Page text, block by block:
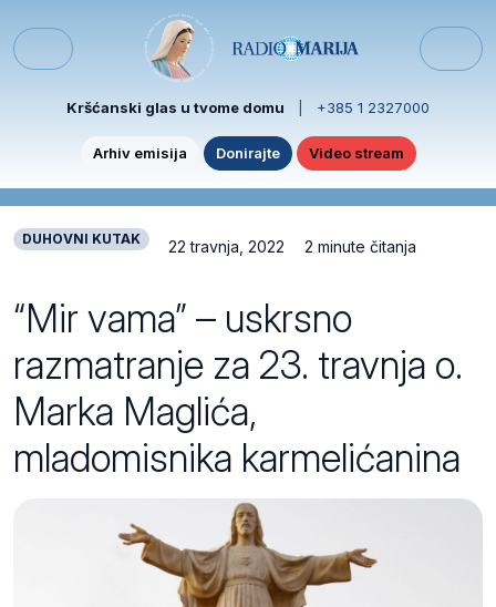
Menu
Kršćanski glas u tvome domu +385 1 2327000
Arhiv emisija Donirajte Video stream
DUHOVNI KUTAK 22 travnja, 2022 2 minute čitanja
“Mir vama” – uskrsno
razmatranje za 23. travnja o.
Marka Maglića,
mladomisnika karmelićanina